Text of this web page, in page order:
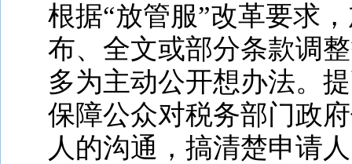
根据“放管服”改革要求
布、全文或部分条款调
多为主动公开想办法。
保障公众对税务部门政
人的沟通，搞清楚申请